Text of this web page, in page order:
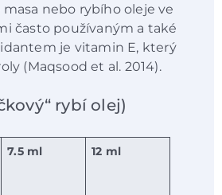
nebo rybího oleje ve
často používaným a také
je vitamin E, který
(Maqsood et al. 2014).
rybí olej)
7.5 ml 12 ml